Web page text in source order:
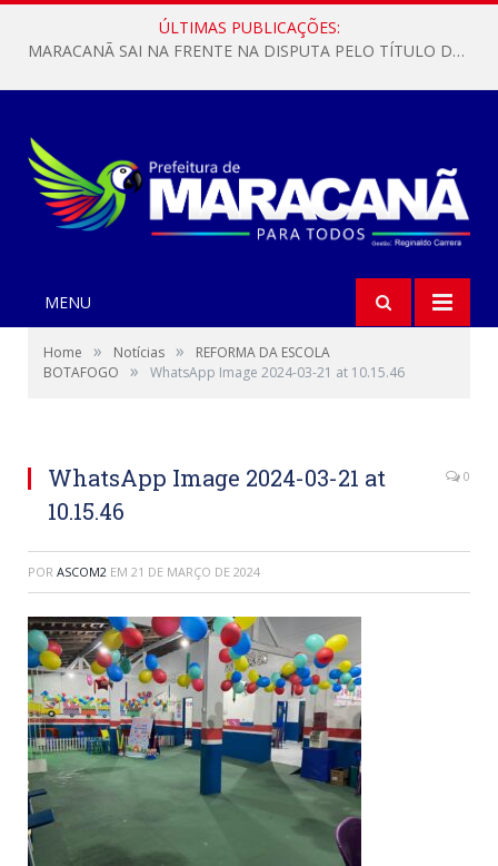
ÚLTIMAS PUBLICAÇÕES:
MARACANÃ SAI NA FRENTE NA DISPUTA PELO TÍTULO DA COPA PARÁ SUB-17!
MENU
Home » Notícias »
REFORMA DA ESCOLA
BOTAFOGO
» WhatsApp Image 2024-03-21 at 10.15.46
WhatsApp Image 2024-03-21 at
10.15.46
0
POR ASCOM2 EM 21 DE MARÇO DE 2024